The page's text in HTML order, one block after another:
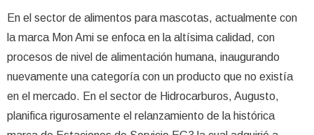
En el sector de alimentos para mascotas, actualmente con
la marca Mon Ami se enfoca en la altísima calidad, con
procesos de nivel de alimentación humana, inaugurando
nuevamente una categoría con un producto que no existía
en el mercado. En el sector de Hidrocarburos, Augusto,
planifica rigurosamente el relanzamiento de la histórica